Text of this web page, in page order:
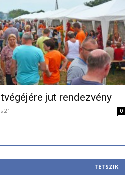
jut rendezvény
21. 0
TETSZIK